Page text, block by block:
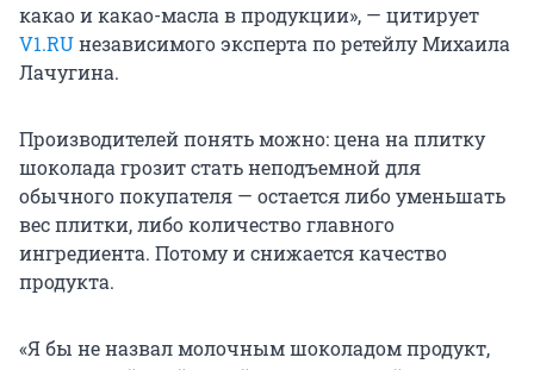
какао и какао-масла в продукции», — цитирует
V1.RUнезависимого эксперта по ретейлу Михаила
Лачугина.
Производителей понять можно: цена на плитку
шоколада грозит стать неподъемной для
обычного покупателя — остается либо уменьшать
вес плитки, либо количество главного
ингредиента. Потому и снижается качество
продукта.
«Я бы не назвал молочным шоколадом продукт,